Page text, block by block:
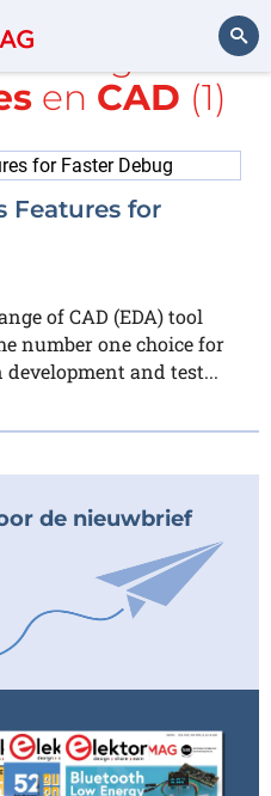
Zoeken
tags
JTAG
en CAD (1)
Features for
of CAD (EDA) tool
number one choice for
and test...
de nieuwbrief